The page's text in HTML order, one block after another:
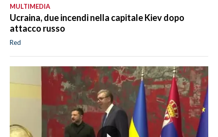
MULTIMEDIA
Ucraina, due incendi nella capitale Kiev dopo
attacco russo
Red